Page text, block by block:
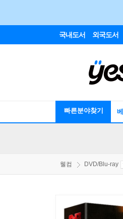
국내도서 외국도서
빠른분야찾기
웰컴 DVD/Blu-ray